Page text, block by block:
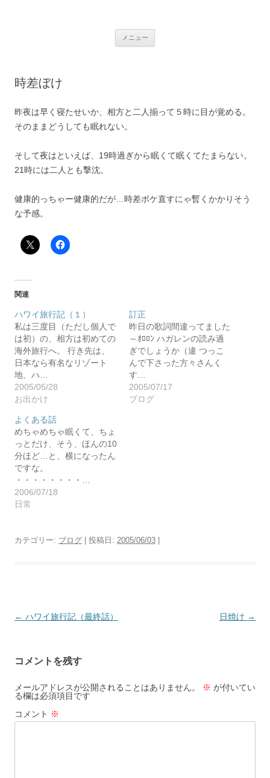
メニュー
プ
時差ぼけ
昨夜は早く寝たせいか、相方と二人揃って５時に目が覚める。
そのままどうしても眠れない。
そして夜はといえば、19時過ぎから眠くて眠くてたまらない。
21時には二人とも撃沈。
健康的っちゃー健康的だが…時差ボケ直すにゃ暫くかかりそう
な予感。
関連
ハワイ旅行記（１）
私は三度目（ただし個人で
は初）の、相方は初めての
海外旅行へ。 行き先は、
日本なら有名なリゾート
地、ハ…
2005/05/28
お出かけ
訂正
昨日の歌詞間違ってました
～ｵﾛﾛﾝ ハガレンの読み過
ぎでしょうか（違 つっこ
んで下さった方々さんく
す…
2005/07/17
ブログ
よくある話
めちゃめちゃ眠くて、ちょ
っとだけ、そう、ほんの10
分ほど…と、横になったん
ですな。
・・・・・・・・…
2006/07/18
日常
カテゴリー: ブログ | 投稿日: 2005/06/03
投
ビ
ゲ
ー
シ
← ハワイ旅行記（最終話） 日焼け →
コメントを残す
メールアドレスが公開されることはありません。 ※ が付いてい
る欄は必須項目です
コメント ※